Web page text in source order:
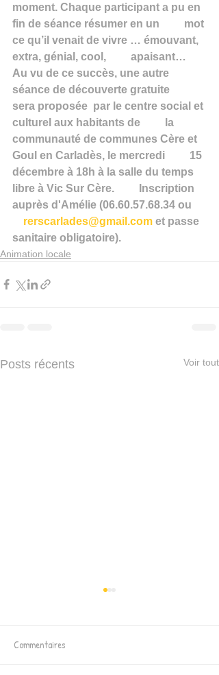
moment. Chaque participant a pu en
fin de séance résumer en un         mot
ce qu’il venait de vivre … émouvant,
extra, génial, cool,         apaisant…
Au vu de ce succès, une autre
séance de découverte gratuite
sera proposée  par le centre social et
culturel aux habitants de         la
communauté de communes Cère et
Goul en Carladès, le mercredi         15
décembre à 18h à la salle du temps
libre à Vic Sur Cère.         Inscription
auprès d'Amélie (06.60.57.68.34 ou
rerscarlades@gmail.com et passe
sanitaire obligatoire).
Animation locale
Posts récents Voir tout
Commentaires